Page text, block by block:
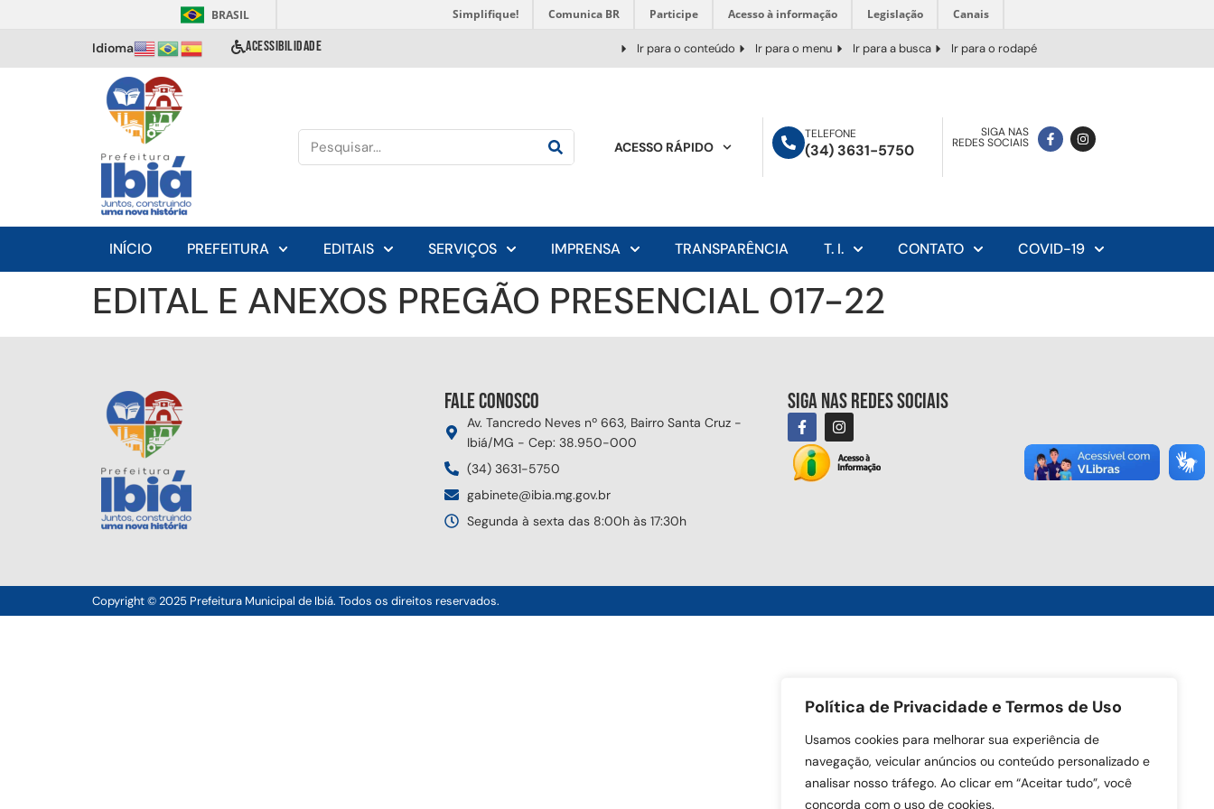
Política de Privacidade e Termos de Uso
Usamos cookies para melhorar sua experiência de
navegação, veicular anúncios ou conteúdo personalizado e
analisar nosso tráfego. Ao clicar em “Aceitar tudo”, você
concorda com o uso de cookies.
BRASIL Simplifique! Comunica BR Participe Acesso à informação Legislação Canais
Idioma ACESSIBILIDADE Ir para o conteúdo Ir para o menu Ir para a busca Ir para o rodapé
ACESSO RÁPIDO
TELEFONE
(34) 3631-5750
SIGA NAS
REDES SOCIAIS
INÍCIO PREFEITURA EDITAIS SERVIÇOS IMPRENSA TRANSPARÊNCIA T. I. CONTATO COVID-19
EDITAL E ANEXOS PREGÃO PRESENCIAL 017-22
Fale conosco
Av. Tancredo Neves nº 663, Bairro Santa Cruz -
Ibiá/MG - Cep: 38.950-000
(34) 3631-5750
gabinete@ibia.mg.gov.br
Segunda à sexta das 8:00h às 17:30h
Siga nas redes sociais
Copyright © 2025 Prefeitura Municipal de Ibiá. Todos os direitos reservados.